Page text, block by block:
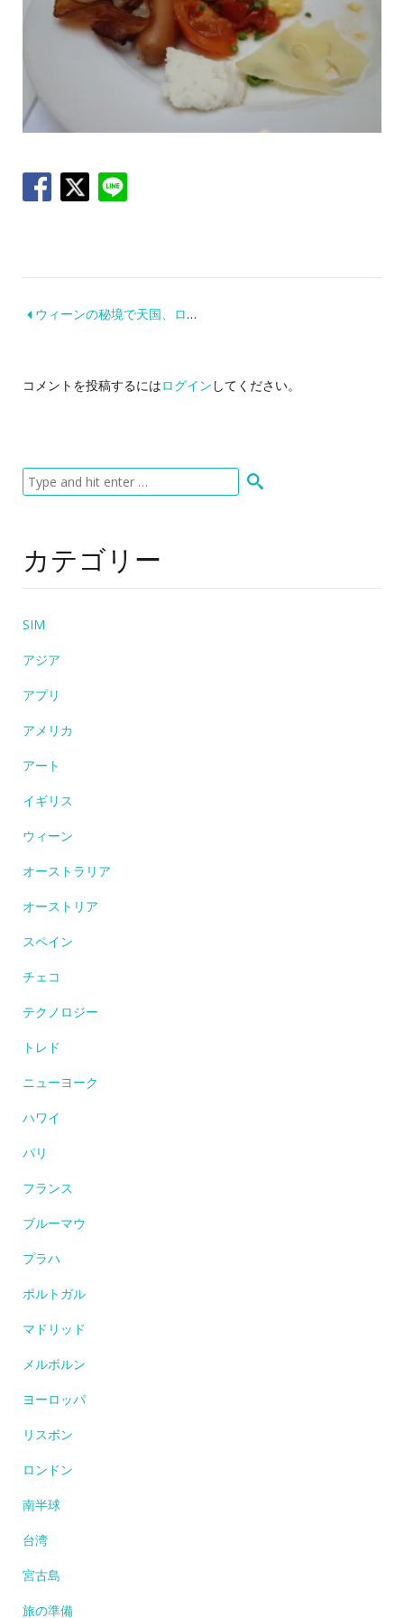
ウィーンの秘境で天国、ログナーバートブルーマウで朝食を食す！
コメントを投稿するにはログイン してください。
カテゴリー
SIM
アジア
アプリ
アメリカ
アート
イギリス
ウィーン
オーストラリア
オーストリア
スペイン
チェコ
テクノロジー
トレド
ニューヨーク
ハワイ
パリ
フランス
ブルーマウ
プラハ
ポルトガル
マドリッド
メルボルン
ヨーロッパ
リスボン
ロンドン
南半球
台湾
宮古島
旅の準備